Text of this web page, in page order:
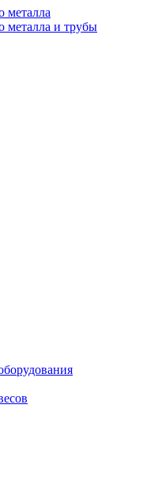
металла
металла и трубы